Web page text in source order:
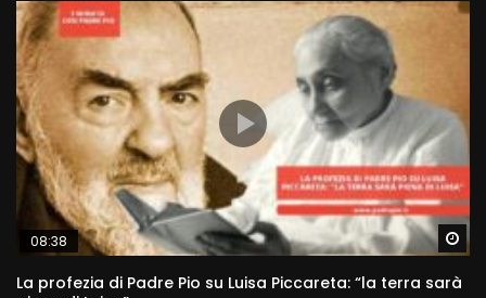
08:38
La profezia di Padre Pio su Luisa Piccareta: “la terra sarà